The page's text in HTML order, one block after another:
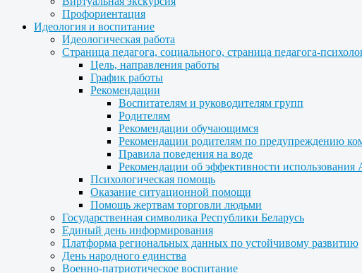
Профориентация
Идеология и воспитание
Идеологическая работа
Страница педагога, социального, страница педагога-
Цель, направления работы
График работы
Рекомендации
Воспитателям и руководителям групп
Родителям
Рекомендации обучающимся
Рекомендации родителям по предупреждению
Правила поведения на воде
Рекомендации об эффективности
Психологическая помощь
Оказание ситуационной помощи
Помощь жертвам торговли людьми
Государственная символика Республики Беларусь
Единый день информирования
Платформа региональных данных по устойчивому развитию
День народного единства
Военно-патриотическое воспитание